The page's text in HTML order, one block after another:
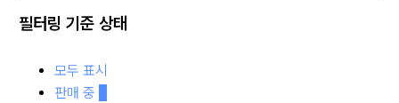
필터링 기준 상태
모두 표시
판매 중